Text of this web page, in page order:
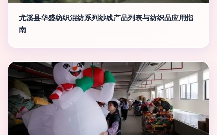
尤溪县华盛纺织混纺系列纱线产品列表与纺织品应用指
南